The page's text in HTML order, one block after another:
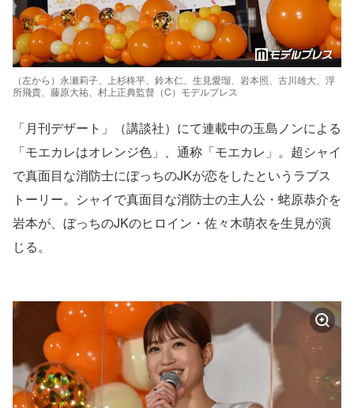
（左から）永瀬莉子、上杉柊平、鈴木仁、生見愛瑠、岩本照、古川雄大、浮
所飛貴、藤原大祐、村上正典監督（C）モデルプレス
「月刊デザート」（講談社）にて連載中の玉島ノンによる
「モエカレはオレンジ色」、通称「モエカレ」。超シャイ
で真面目な消防士にぼっちのJKが恋をしたというラブス
トーリー。シャイで真面目な消防士の主人公・蛯原恭介を
岩本が、ぼっちのJKのヒロイン・佐々木萌衣を生見が演
じる。